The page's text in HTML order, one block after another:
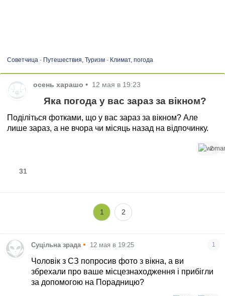
Советчица- Путешествия, Туризм- Климат, погода
осень харашо • 12 мая в 19:23
Яка погода у вас зараз за вікном?
Поділіться фотками, що у вас зараз за вікном? Але
лише зараз, а не вчора чи місяць назад на відпочинку.
2
31
1 2
Суцільна зрада • 12 мая в 19:25 1
Чоловік з СЗ попросив фото з вікна, а ви
збрехали про ваше місцезнаходження і прибігли
за допомогою на Порадницю?